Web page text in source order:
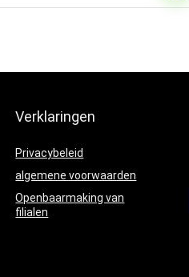
Verklaringen
Privacybeleid
algemene voorwaarden
Openbaarmaking van
filialen